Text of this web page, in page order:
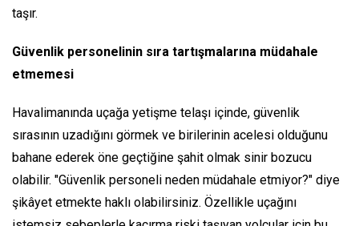
taşır.
Güvenlik personelinin sıra tartışmalarına müdahale
etmemesi
Havalimanında uçağa yetişme telaşı içinde, güvenlik
sırasının uzadığını görmek ve birilerinin acelesi olduğunu
bahane ederek öne geçtiğine şahit olmak sinir bozucu
olabilir. "Güvenlik personeli neden müdahale etmiyor?" diye
şikâyet etmekte haklı olabilirsiniz. Özellikle uçağını